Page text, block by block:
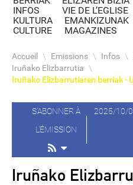
INFOS
VIE DE L’EGLISE
KULTURA
CULTURE
EMANKIZUNAK
MAGAZINES
Accueil \ Emissions \ Infos \
Iruñako Elizbarrutia \
Iruñako Elizbarrutiaren berriak -
S'ABONNER À
L'ÉMISSION
2025/10/
Iruñako